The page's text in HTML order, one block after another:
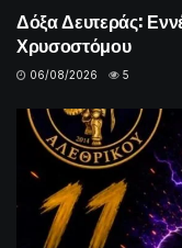
Δόξα Δευτεράς:
Χρυσοστόμου
06/08/2026 5